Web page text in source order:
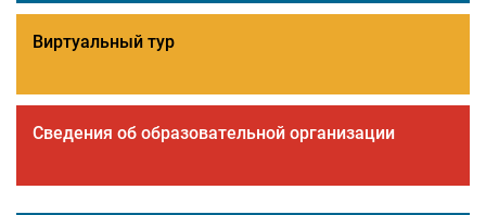
Виртуальный тур
Сведения об образовательной организации